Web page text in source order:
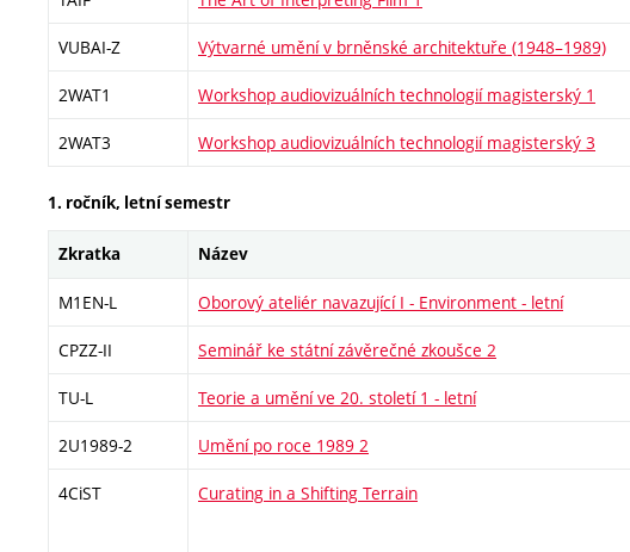
VUBAI-Z Výtvarné umění v brněnské architektuře (1948–1989)
2WAT1 Workshop audiovizuálních technologií magisterský 1
2WAT3 Workshop audiovizuálních technologií magisterský 3
1. ročník, letní semestr
Zkratka Název
M1EN-L Oborový ateliér navazující I - Environment - letní
CPZZ-II Seminář ke státní závěrečné zkoušce 2
TU-L Teorie a umění ve 20. století 1 - letní
2U1989-2 Umění po roce 1989 2
4CiST Curating in a Shifting Terrain